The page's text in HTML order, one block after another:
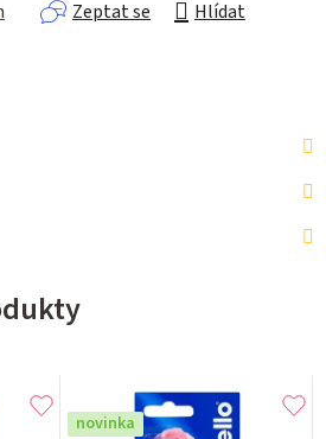
Zeptat se Hlídat
novinka